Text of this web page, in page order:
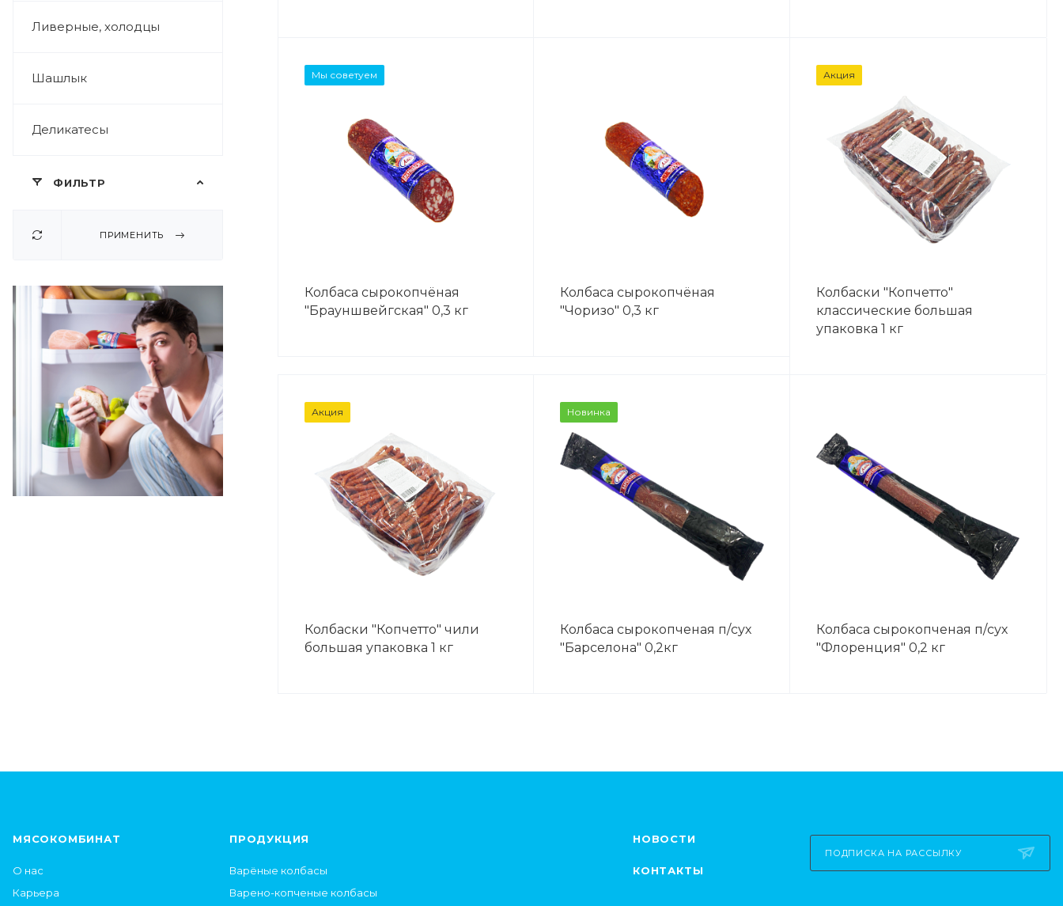
Ливерные, холодцы
Шашлык
Деликатесы
ФИЛЬТР
ПРИМЕНИТЬ
Мы советуем
Колбаса сырокопчёная
"Брауншвейгская" 0,3 кг
ВЕС
0,3 кг
Колбаса сырокопчёная
"Чоризо" 0,3 кг
Акция
Колбаски "Копчетто"
классические большая
упаковка 1 кг
ВЕС
1 кг Акция
Колбаски "Копчетто" чили
большая упаковка 1 кг
Новинка
Колбаса сырокопченая п/сух
"Барселона" 0,2кг
ВЕС
0,2
Колбаса сырокопченая п/сух
"Флоренция" 0,2 кг
МЯСОКОМБИНАТ
О нас
Карьера
ПРОДУКЦИЯ
Варёные колбасы
Варено-копченые колбасы
НОВОСТИ
КОНТАКТЫ
ПОДПИСКА НА РАССЫЛКУ